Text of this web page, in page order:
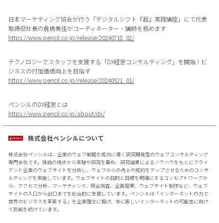
日本マーケティング協会が行う「デジタルシフト『超』実践講座」にて代表
取締役社長の倉橋美佳がコーディネーター・講師を務めます
https://www.pencil.co.jp/release/20240718_02/
テクノロジーでスタッフを支援する「DX経営コンサルティング」を開始！ビ
ジネスの付加価値向上を目指す
https://www.pencil.co.jp/release/20240521_01/
ペンシルのDX経営とは
https://www.pencil.co.jp/about/dx/
株式会社ペンシルについて
株式会社ペンシルは、企業のウェブ戦略を成功に導く研究開発型のウェブコンサルティング
専門会社です。独自の視点から実験や研究を重ね、研究結果によるノウハウをもとにクライ
アント企業のウェブサイトを分析し、ウェブからの売上や成約をアップさせるためのコンサ
ルティングを実施しています。ウェブサイトの目的と目標を明確にするコンセプトワークか
ら、アクセス分析、マーケティング、競合調査、企画提案、ウェブサイト制作など、ウェブ
サイトの入口から出口までを総合的に支援しています。ペンシルは「インターネットの力で
世界のビジネスを革新する」を企業理念に掲げ、常に新しいインターネットの可能性に向け
て挑戦を続けています。